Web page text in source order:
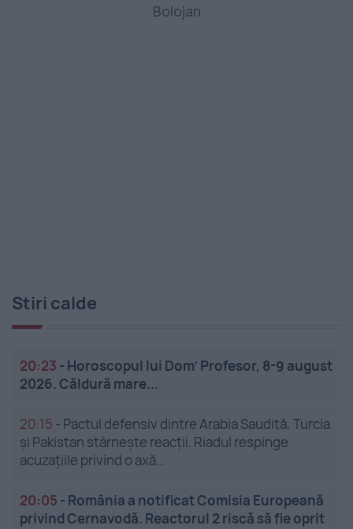
Bolojan
Stiri calde
20:23 - Horoscopul lui Dom’ Profesor, 8-9 august
2026. Căldură mare...
20:15 - Pactul defensiv dintre Arabia Saudită, Turcia
și Pakistan stârnește reacții. Riadul respinge
acuzațiile privind o axă...
20:05 - România a notificat Comisia Europeană
privind Cernavodă. Reactorul 2 riscă să fie oprit